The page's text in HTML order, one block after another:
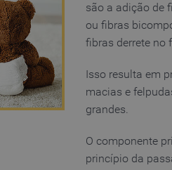
são a adição de
ou fibras
fibras derrete no
Isso resulta em
macias e
grandes.
O componente
princípio da